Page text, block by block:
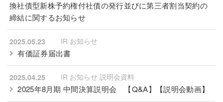
換社債型新株予約権付社債の発行並びに第三者割当契約の
締結に関するお知らせ
2025.05.23 IR お知らせ
有価証券届出書
2025.04.25 IR お知らせ 説明会資料
2025年8月期 中間決算説明会 【Q&A】 【説明会動画】